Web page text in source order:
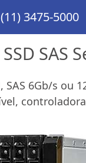
(11) 3475-5000
SAS
6Gb/s ou